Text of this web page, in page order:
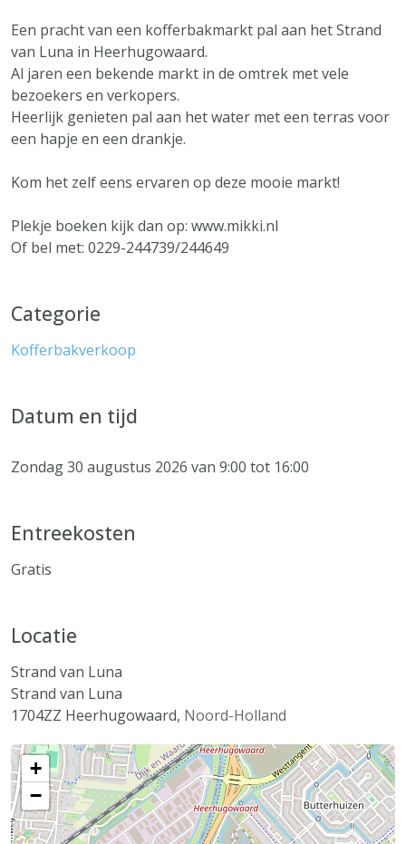
Een pracht van een kofferbakmarkt pal aan het Strand
van Luna in Heerhugowaard.
Al jaren een bekende markt in de omtrek met vele
bezoekers en verkopers.
Heerlijk genieten pal aan het water met een terras voor
een hapje en een drankje.
Kom het zelf eens ervaren op deze mooie markt!
Plekje boeken kijk dan op: www.mikki.nl
Of bel met: 0229-244739/244649
Categorie
Kofferbakverkoop
Datum en tijd
Zondag 30 augustus 2026 van 9:00 tot 16:00
Entreekosten
Gratis
Locatie
Strand van Luna
Strand van Luna
1704ZZ Heerhugowaard, Noord-Holland
+
−